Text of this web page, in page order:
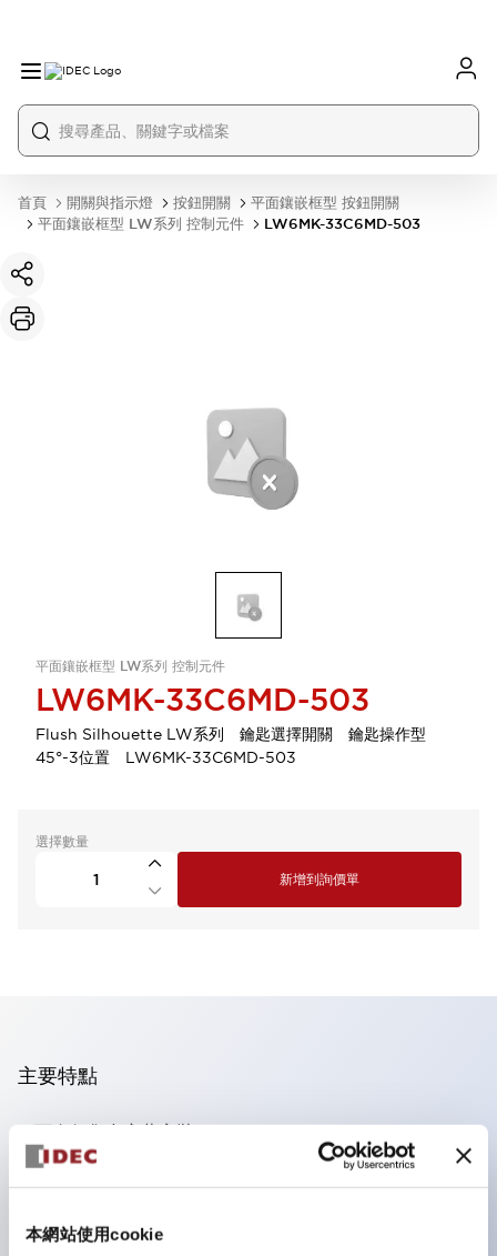
本網站使用cookie
首頁 開關與指示燈 按鈕開關
平面鑲嵌框型 按鈕開關
平面鑲嵌框型 LW系列 控制元件
LW6MK-33C6MD-503
平面鑲嵌框型 LW系列 控制元件
LW6MK-33C6MD-503
Flush Silhouette LW系列 鑰匙選擇開關 鑰匙操作型
45°-3位置 LW6MK-33C6MD-503
選擇數量
新增到詢價單
主要特點
可進行集合密著安裝
附鎖選擇開關採用高安全性的彈子鎖結構